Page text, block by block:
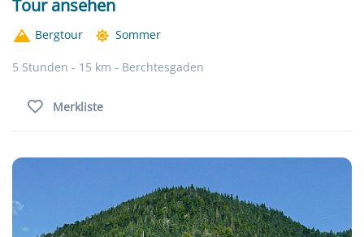
Tour ansehen
Bergtour Sommer
5 Stunden - 15 km - Berchtesgaden
Merkliste